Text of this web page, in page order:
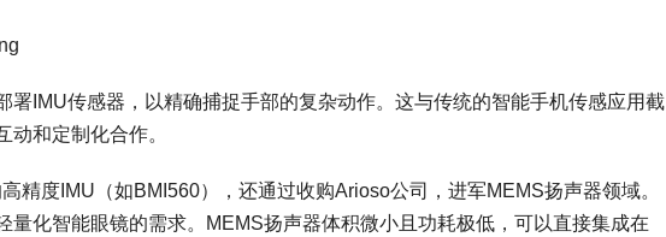
署IMU传感器，以精确捕捉手部的复杂动作。这与传统的智能手机传感应用截
和定制化合作。
精度IMU（如BMI560），还通过收购Arioso公司，进军MEMS扬声器领域。
量化智能眼镜的需求。MEMS扬声器体积微小且功耗极低，可以直接集成在